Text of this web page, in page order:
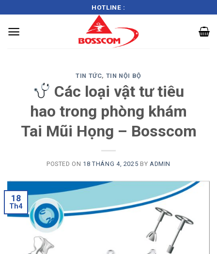
HOTLINE :
TIN TỨC, TIN NỘI BỘ
Các loại vật tư tiêu
hao trong phòng khám
Tai Mũi Họng – Bosscom
POSTED ON 18 THÁNG 4, 2025 BY ADMIN
18
Th4